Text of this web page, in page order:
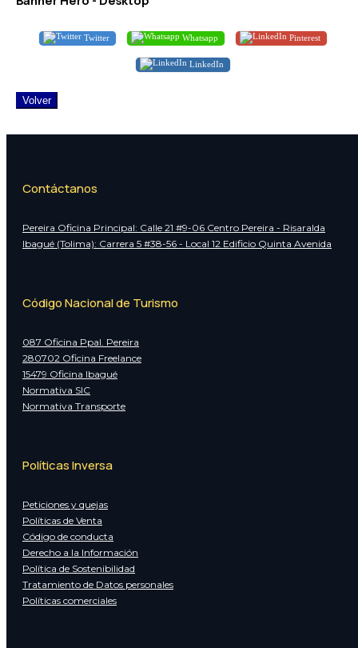
Twitter Whatsapp Pinterest
LinkedIn
Volver
Contáctanos
Pereira Oficina Principal: Calle 21 #9-06 Centro Pereira - Risaralda
Ibagué (Tolima): Carrera 5 #38-56 - Local 12 Edificio Quinta Avenida
Código Nacional de Turismo
087 Oficina Ppal. Pereira
280702 Oficina Freelance
15479 Oficina Ibagué
Normativa SIC
Normativa Transporte
Políticas Inversa
Peticiones y quejas
Políticas de Venta
Código de conducta
Derecho a la Información
Política de Sostenibilidad
Tratamiento de Datos personales
Políticas comerciales